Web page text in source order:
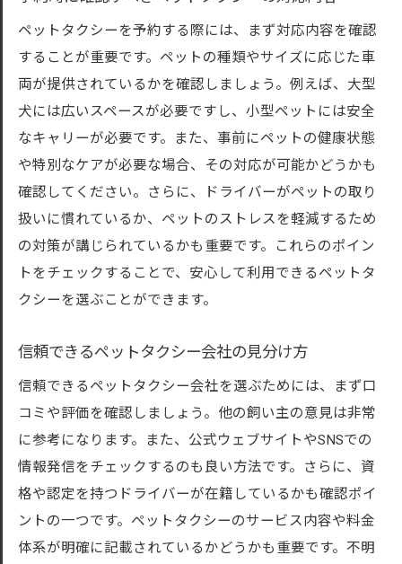
ペットタクシーを予約する際には、まず対応内容を確認
することが重要です。ペットの種類やサイズに応じた車
両が提供されているかを確認しましょう。例えば、大型
犬には広いスペースが必要ですし、小型ペットには安全
なキャリーが必要です。また、事前にペットの健康状態
や特別なケアが必要な場合、その対応が可能かどうかも
確認してください。さらに、ドライバーがペットの取り
扱いに慣れているか、ペットのストレスを軽減するため
の対策が講じられているかも重要です。これらのポイン
トをチェックすることで、安心して利用できるペットタ
クシーを選ぶことができます。
信頼できるペットタクシー会社の見分け方
信頼できるペットタクシー会社を選ぶためには、まず口
コミや評価を確認しましょう。他の飼い主の意見は非常
に参考になります。また、公式ウェブサイトやSNSでの
情報発信をチェックするのも良い方法です。さらに、資
格や認定を持つドライバーが在籍しているかも確認ポイ
ントの一つです。ペットタクシーのサービス内容や料金
体系が明確に記載されているかどうかも重要です。不明